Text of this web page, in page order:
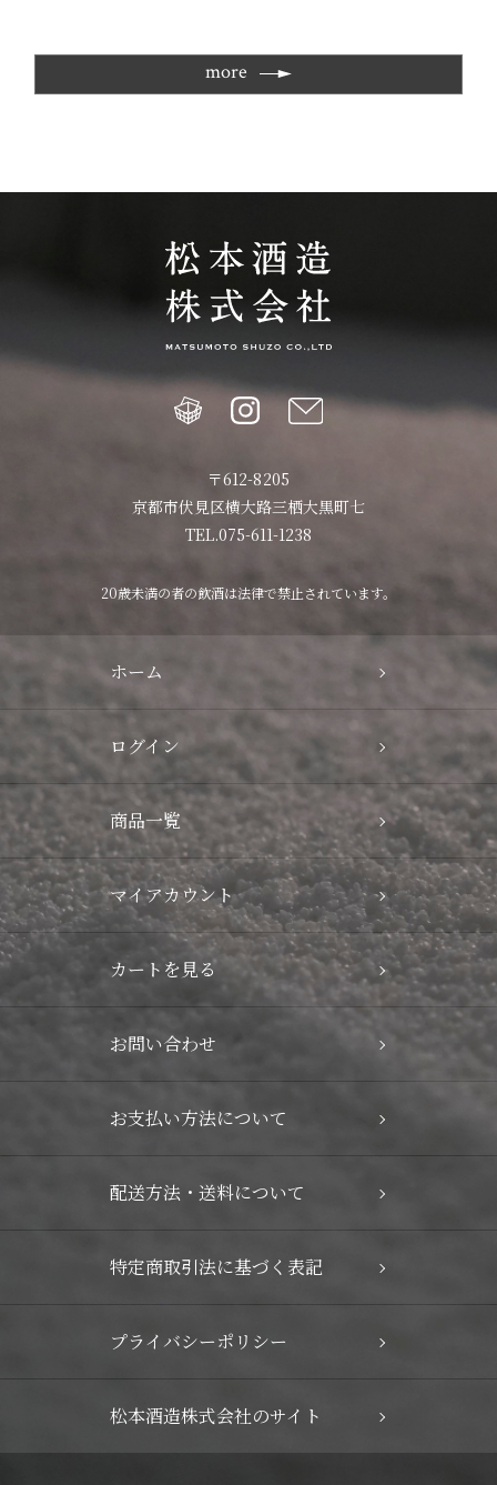
more
〒612-8205
京都市伏見区横大路三栖大黒町七
TEL.075-611-1238
20歳未満の者の飲酒は法律で禁止されています。
ホーム
ログイン
商品一覧
マイアカウント
カートを見る
お問い合わせ
お支払い方法について
配送方法・送料について
特定商取引法に基づく表記
プライバシーポリシー
松本酒造株式会社のサイト